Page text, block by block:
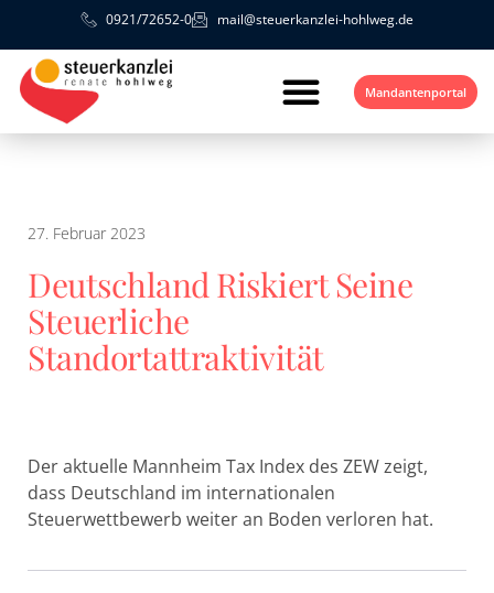
0921/72652-0 mail@steuerkanzlei-hohlweg.de
Mandantenportal
27. Februar 2023
Deutschland Riskiert Seine
Steuerliche
Standortattraktivität
Der aktuelle Mannheim Tax Index des ZEW zeigt,
dass Deutschland im internationalen
Steuerwettbewerb weiter an Boden verloren hat.